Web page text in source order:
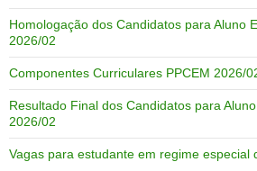
Homologação dos Candidatos para Aluno
2026/02
Componentes Curriculares PPCEM 2026/
Resultado Final dos Candidatos para
2026/02
Vagas para estudante em regime especial